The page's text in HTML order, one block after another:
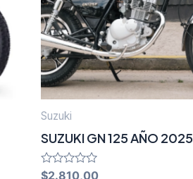
Suzuki
SUZUKI GN 125 AÑO 2025
Rated
$2.810,00